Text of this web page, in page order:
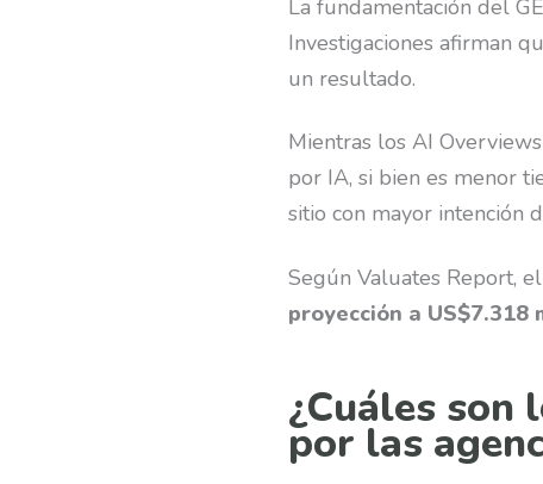
La fundamentación del
Investigaciones afirman
un resultado.
Mientras los AI
por IA, si bien es menor
sitio con mayor intención
Según Valuates Report,
proyección a
¿Cuáles
por las